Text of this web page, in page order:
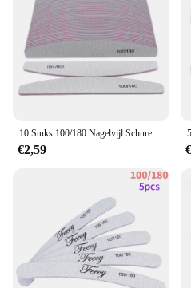
10 Stuks 100/180 Nagelvijl Schuren Polijsten Buffer Blok Uv Gel Nagelpolijstmachine Manicure Pedicure Gereedschap Nagelverzorging gereedschap Grijs Boot
€2,59